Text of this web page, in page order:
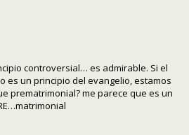
controversial… es admirable. Si el
es un principio del evangelio, estamos
prematrimonial? me parece que es un